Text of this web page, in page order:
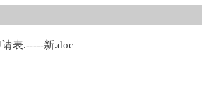
表.-----新.doc